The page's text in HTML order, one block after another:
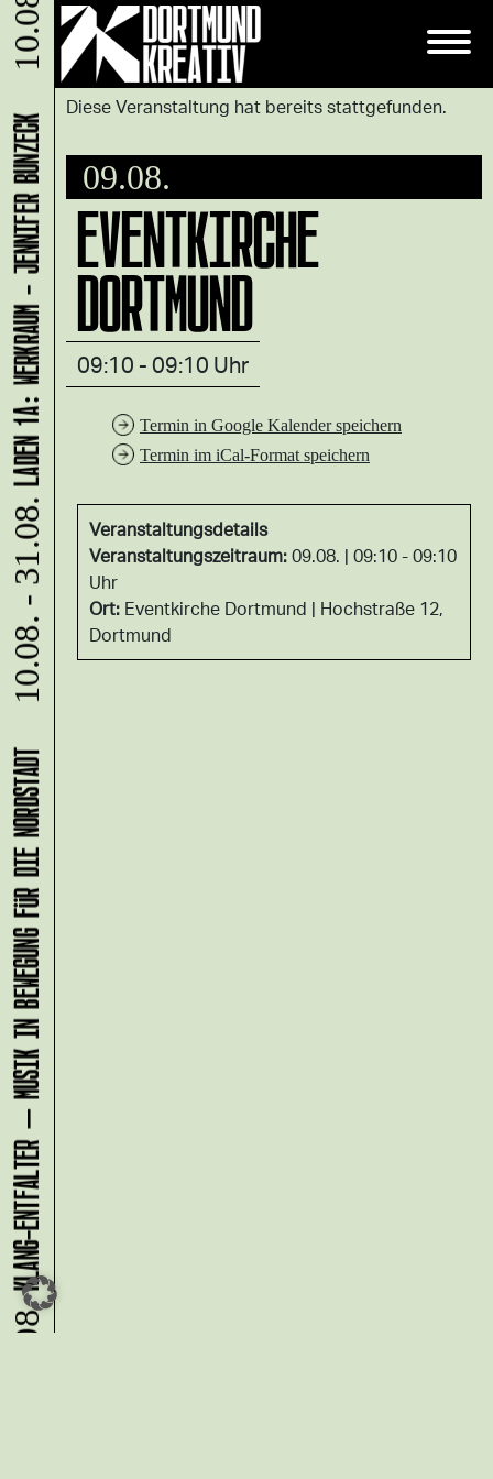
Diese Veranstaltung hat bereits stattgefunden.
09.08.
EVENTKIRCHE
DORTMUND
09:10 - 09:10 Uhr
Termin in Google Kalender speichern
Termin im iCal-Format speichern
Veranstaltungsdetails
Veranstaltungszeitraum:09.08. | 09:10 - 09:10
Uhr
Ort: Eventkirche Dortmund
Hochstraße 12,
Dortmund
09.08.
KLANG-ENTFALTER – MUSIK IN BEWEGUNG FÜR DIE NORDSTADT
10.08. - 31.08.
LADEN 1A: WERKRAUM - JENNIFER BUNZECK
10.08.